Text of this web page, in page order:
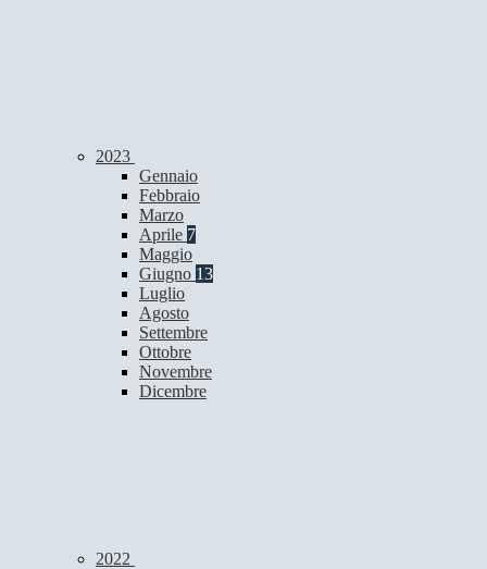
2023
Gennaio
Febbraio
Marzo
Aprile 7
Maggio
Giugno 13
Luglio
Agosto
Settembre
Ottobre
Novembre
Dicembre
2022